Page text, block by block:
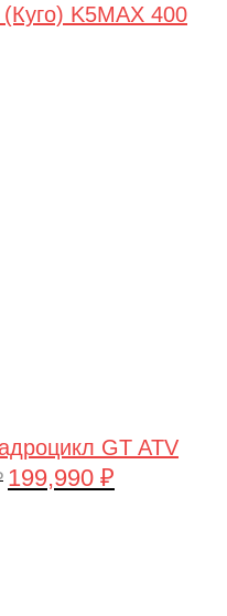
K5MAX 400
GT ATV
Первоначальная
199,990 ₽